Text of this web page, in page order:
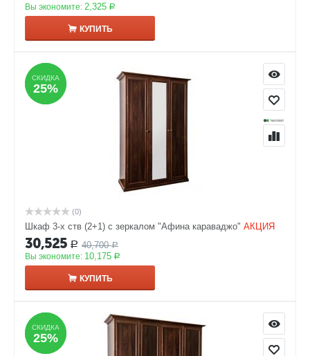
Вы экономите: 2,325 Р
КУПИТЬ
СКИДКА
25%
СКИДКА
25%
(0)
Шкаф 3-х ств (2+1) с зеркалом "Афина караваджо" АКЦИЯ
30,525 Р 40,700 Р
Вы экономите: 10,175 Р
КУПИТЬ
СКИДКА
25%
СКИДКА
25%